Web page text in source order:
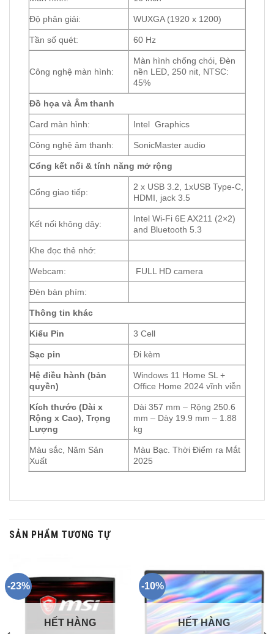
Độ phân giải: WUXGA (1920 x 1200)
Tần số quét: 60 Hz
Công nghệ màn hình:
Màn hình chống chói, Đèn
nền LED, 250 nit, NTSC:
45%
Đồ họa và Âm thanh
Card màn hình: Intel Graphics
Công nghệ âm thanh: SonicMaster audio
Cổng kết nối & tính năng mở rộng
Cổng giao tiếp:
2 x USB 3.2, 1xUSB Type-C,
HDMI, jack 3.5
Kết nối không dây:
Intel Wi-Fi 6E AX211 (2×2)
and Bluetooth 5.3
Khe đọc thẻ nhớ:
Webcam: FULL HD camera
Đèn bàn phím:
Thông tin khác
Kiểu Pin 3 Cell
Sạc pin Đi kèm
Hệ điều hành (bản
quyền)
Windows 11 Home SL +
Office Home 2024 vĩnh viễn
Kích thước (Dài x
Rộng x Cao), Trọng
Lượng
Dài 357 mm – Rộng 250.6
mm – Dày 19.9 mm – 1.88
kg
Màu sắc, Năm Sản
Xuất
Màu Bạc. Thời Điểm ra Mắt
2025
SẢN PHẨM TƯƠNG TỰ
-23%
HẾT HÀNG
-10%
HẾT HÀNG